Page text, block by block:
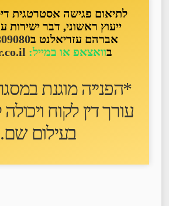
לתיאום פגישה אסטרטגית
ייעוץ ראשוני, דבר ישירות
אברהם עזריאלנט ב
בוואצאפ או במייל:
*הפנייה מוגנת
עורך דין לקוח ו יכולה
בעילום שם.